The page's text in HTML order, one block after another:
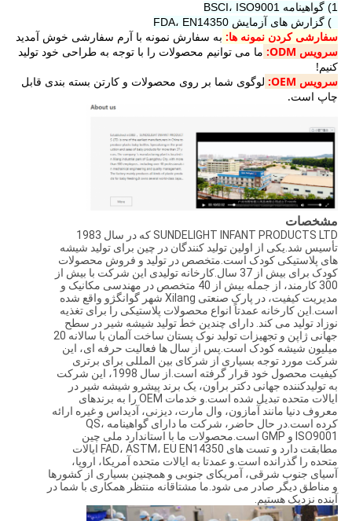
1) گواهینامه BSCI، ISO9001
سفارشی کردن نمونه ها: به سفارش نمونه با آرم سفارشی خوش آمدید
سرویس ODM:
ما می توانیم محصولات را با توجه به طراحی خود تولید
کنیم!
سرویس OEM:
لوگوی شما بر روی محصولات و کارتن بسته بندی قابل
چاپ است.
مشخصات
SUNDELIGHT INFANT PRODUCTS LTD که در سال 1983
تأسیس شد.یکی از اولین تولید کنندگان در چین برای تولید شیشه
های پلاستیکی کودک است.متخصص در تولید و فروش محصولات
کودک برای بیش از 37 سال.کارخانه تولیدی این شرکت با بیش از
300 کارمند، از جمله بیش از 40 متخصص در مهندسی مکانیک و
مدیریت کیفیت، در پارک صنعتی Xilang شهر گوانگژو واقع شده
است.این کارخانه عمدتاً انواع محصولات پلاستیکی را برای تغذیه
نوزاد تولید می کند. دارای چندین خط تولید شیشه شیر در سطح
جهانی ژاپن و تجهیزات تولید نوک پستان ساخت آلمان با سالانه 20
میلیون شیشه کودک است.پس از سال ها فعالیت حرفه ای، این
شرکت مورد توجه بسیاری از شرکای بین المللی برای برتری
کیفیت محصول خود قرار گرفته است.از سال 1998، این شرکت
به تولیدکننده جهانی دکتر براون، یک برند پیشرو شیشه شیر در
ایالات متحده تبدیل شده است.و خدمات OEM را به برندهای
معروف دنیا مانند آمازون، وال مارت، دیزنی، آدیداس و غیره ارائه
کرده است.در حال حاضر، شرکت ما دارای گواهینامه QS،
ISO9001 و GMP است.محصولات ما با استاندارد ملی چین
مطابقت دارد و تست های FAD، ASTM، EU EN14350 ایالات
متحده را گذرانده است.و عمدتا به ایالات متحده آمریکا، اروپا،
آسیای جنوب شرقی، آمریکای جنوبی و همچنین بسیاری از کشورها
و مناطق دیگر صادر می شود.ما مشتاقانه منتظر همکاری با شما در
آینده نزدیک هستیم.